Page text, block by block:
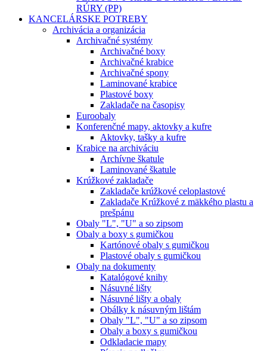
RÚRY (PP)
KANCELÁRSKE POTREBY
Archivácia a organizácia
Archivačné systémy
Archivačné boxy
Archivačné krabice
Archivačné spony
Laminované krabice
Plastové boxy
Zakladače na časopisy
Euroobaly
Konferenčné mapy, aktovky a kufre
Aktovky, tašky a kufre
Krabice na archiváciu
Archívne škatule
Laminované škatule
Krúžkové zakladače
Zakladače krúžkové celoplastové
Zakladače Krúžkové z mäkkého plastu a
prešpánu
Obaly "L", "U" a so zipsom
Obaly a boxy s gumičkou
Kartónové obaly s gumičkou
Plastové obaly s gumičkou
Obaly na dokumenty
Katalógové knihy
Násuvné lišty
Násuvné lišty a obaly
Obálky k násuvným lištám
Obaly "L", "U" a so zipsom
Obaly a boxy s gumičkou
Odkladacie mapy